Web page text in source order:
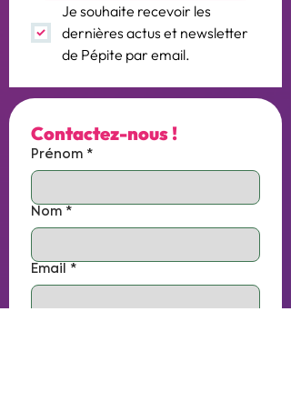
Je souhaite recevoir les
dernières actus et newsletter
de Pépite par email.
Contactez-nous !
Prénom *
Nom *
Email *